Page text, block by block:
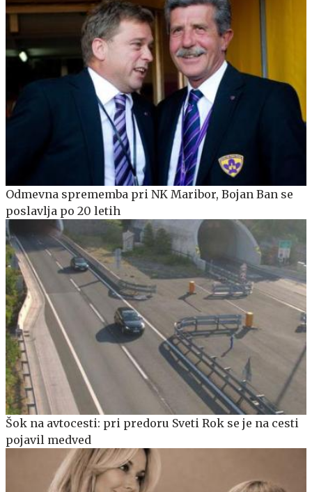
Odmevna sprememba pri NK Maribor, Bojan Ban se
poslavlja po 20 letih
Šok na avtocesti: pri predoru Sveti Rok se je na cesti
pojavil medved